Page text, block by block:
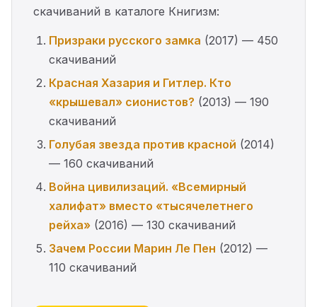
скачиваний в каталоге Книгизм:
Призраки русского замка (2017) — 450
скачиваний
Красная Хазария и Гитлер. Кто
«крышевал» сионистов? (2013) — 190
скачиваний
Голубая звезда против красной (2014)
— 160 скачиваний
Война цивилизаций. «Всемирный
халифат» вместо «тысячелетнего
рейха» (2016) — 130 скачиваний
Зачем России Марин Ле Пен (2012) —
110 скачиваний